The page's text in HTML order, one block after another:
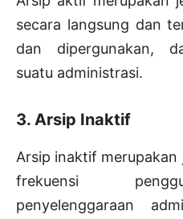
secara langsung dan
dan dipergunakan,
suatu administrasi.
3. Arsip Inaktif
Arsip inaktif merupakan
frekuensi
penyelenggaraan